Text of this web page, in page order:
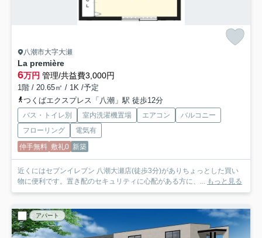
八潮市大字大瀬
La première
6万円 管理/共益費3,000円
1階 / 20.65㎡ / 1K /予定
つくばエクスプレス「八潮」駅 徒歩12分
バス・トイレ別 室内洗濯機置場 エアコン
バルコニー
フローリング
電気有
仲手無料 敷礼0 新築
近くにはセブンイレブン 八潮大瀬店(徒歩3分)がありちょっとした買い
物に便利です。置き配のセキュリティに心配がある方に、... もっと見る
アパート